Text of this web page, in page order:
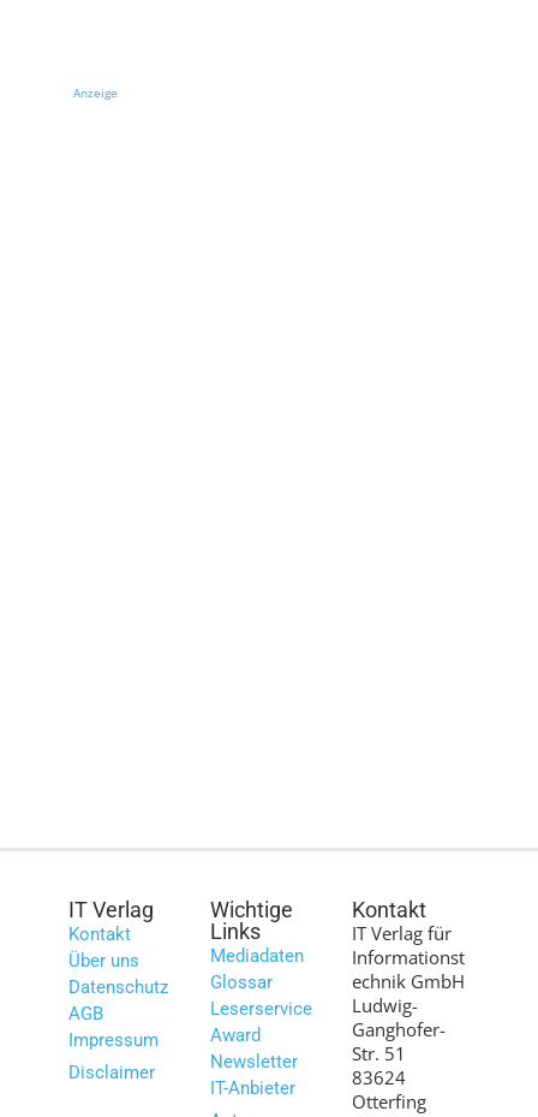
Anzeige
IT Verlag
Kontakt
Über uns
Datenschutz
AGB
Impressum
Disclaimer
Wichtige
Links
Mediadaten
Glossar
Leserservice
Award
Newsletter
IT-Anbieter
Kontakt
IT Verlag für
Informationst
echnik GmbH
Ludwig-
Ganghofer-
Str. 51
83624
Otterfing